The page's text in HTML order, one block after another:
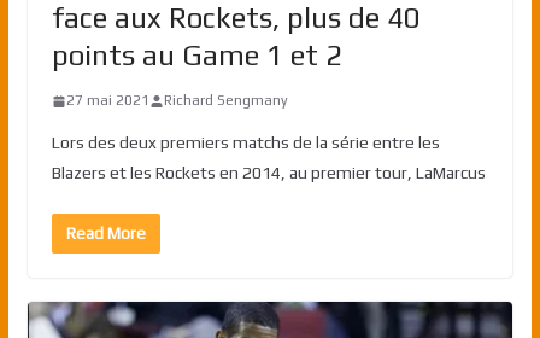
face aux Rockets, plus de 40
points au Game 1 et 2
27 mai 2021 Richard Sengmany
Lors des deux premiers matchs de la série entre les
Blazers et les Rockets en 2014, au premier tour, LaMarcus
Read More